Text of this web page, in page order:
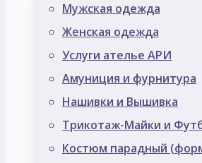
Мужская одежда
Женская одежда
Услуги ателье АРИ
Амуниция и фурнитура
Нашивки и Вышивка
Трикотаж-Майки и
Костюм парадный